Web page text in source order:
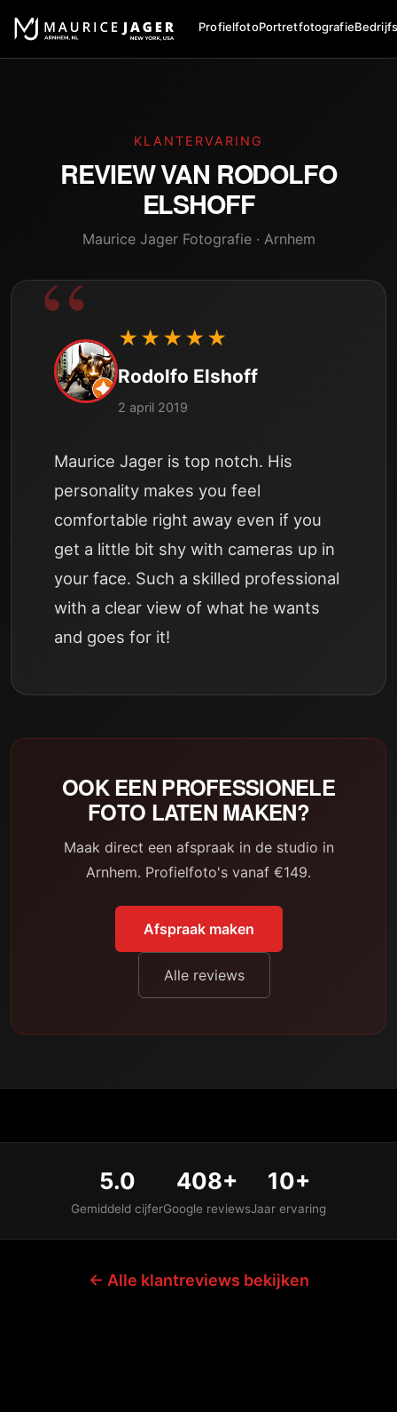
ProfielfotoPortretfotografie
KLANTERVARING
REVIEW VAN RODOLFO
ELSHOFF
Maurice Jager Fotografie · Arnhem
★★★★★
Rodolfo Elshoff
2 april 2019
Maurice Jager is top notch. His
personality makes you feel
comfortable right away even if you
get a little bit shy with cameras up in
your face. Such a skilled professional
with a clear view of what he wants
and goes for it!
OOK EEN PROFESSIONELE
FOTO LATEN MAKEN?
Maak direct een afspraak in de studio in
Arnhem. Profielfoto's vanaf €149.
Afspraak maken
Alle reviews
5.0
Gemiddeld cijfer
408+
Google reviews
10+
Jaar ervaring
← Alle klantreviews bekijken